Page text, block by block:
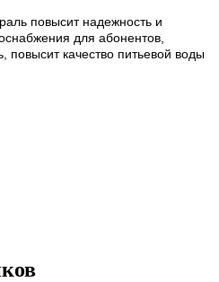
повысит надежность и
для абонентов,
повысит качество питьевой воды